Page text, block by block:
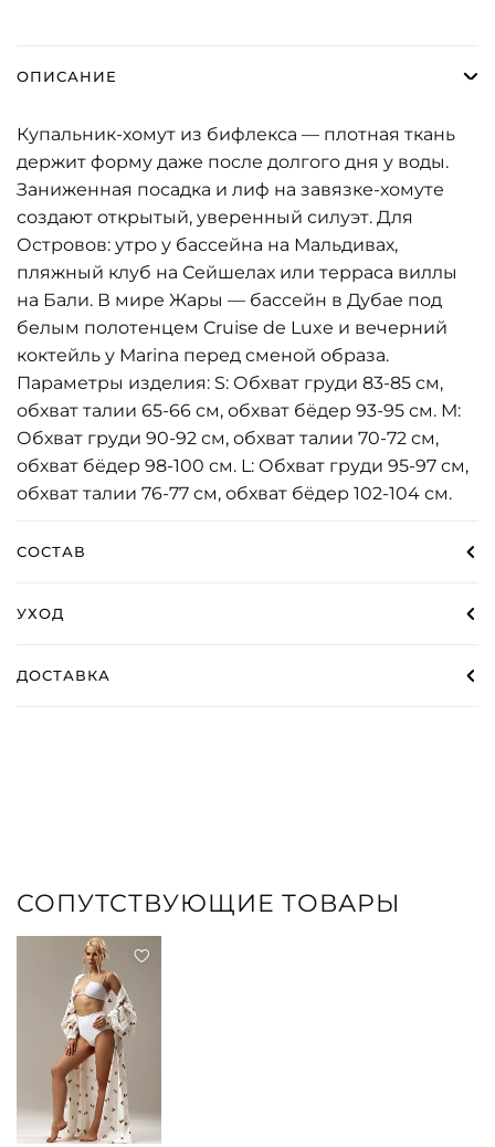
ОПИСАНИЕ
Купальник-хомут из бифлекса — плотная ткань
держит форму даже после долгого дня у воды.
Заниженная посадка и лиф на завязке-хомуте
создают открытый, уверенный силуэт. Для
Островов: утро у бассейна на Мальдивах,
пляжный клуб на Сейшелах или терраса виллы
на Бали. В мире Жары — бассейн в Дубае под
белым полотенцем Cruise de Luxe и вечерний
коктейль у Marina перед сменой образа.
Параметры изделия: S: Обхват груди 83-85 см,
обхват талии 65-66 см, обхват бёдер 93-95 см. М:
Обхват груди 90-92 см, обхват талии 70-72 см,
обхват бёдер 98-100 см. L: Обхват груди 95-97 см,
обхват талии 76-77 см, обхват бёдер 102-104 см.
СОСТАВ
УХОД
ДОСТАВКА
СОПУТСТВУЮЩИЕ ТОВАРЫ